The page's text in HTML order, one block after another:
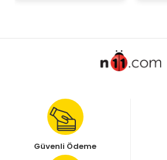
Güvenli Ödeme